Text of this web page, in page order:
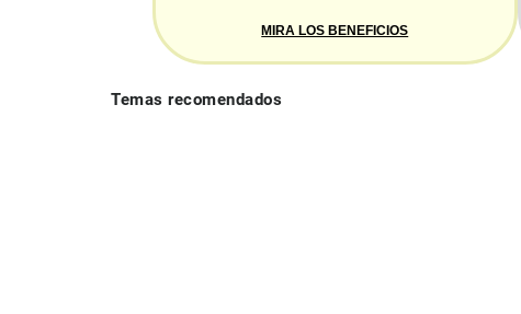
MIRA LOS BENEFICIOS
Temas recomendados